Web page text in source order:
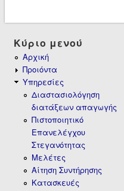
Κύριο μενού
Αρχική
Προιόντα
Υπηρεσίες
Διαστασιολόγηση
διατάξεων απαγωγής
Πιστοποιητικό
Επανελέγχου
Στεγανότητας
Μελέτες
Αίτηση Συντήρησης
Κατασκευές